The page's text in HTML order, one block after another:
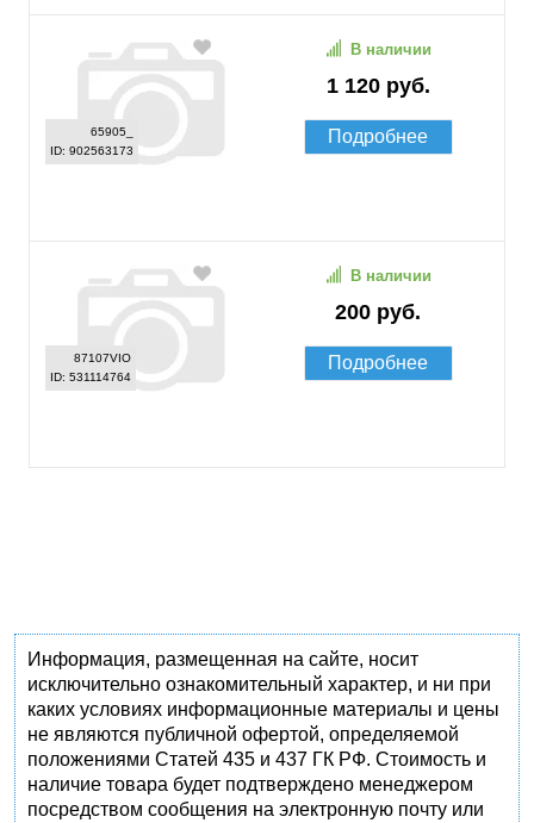
65905_
ID: 902563173
1 120 руб.
В наличии
Подробнее
87107VIO
ID: 531114764
200 руб.
В наличии
Подробнее
Информация, размещенная на сайте, носит
исключительно ознакомительный характер, и ни при
каких условиях информационные материалы и цены
не являются публичной офертой, определяемой
положениями Статей 435 и 437 ГК РФ. Стоимость и
наличие товара будет подтверждено менеджером
посредством сообщения на электронную почту или